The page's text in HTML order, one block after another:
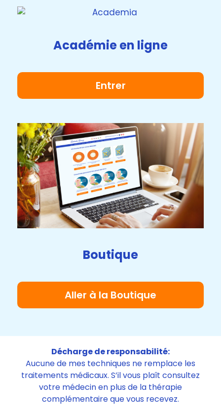
Académie en ligne
Entrer
Boutique
Aller à la Boutique
Décharge de responsabilité:
Aucune de mes techniques ne remplace les
traitements médicaux. S’il vous plaît consultez
votre médecin en plus de la thérapie
complémentaire que vous recevez.